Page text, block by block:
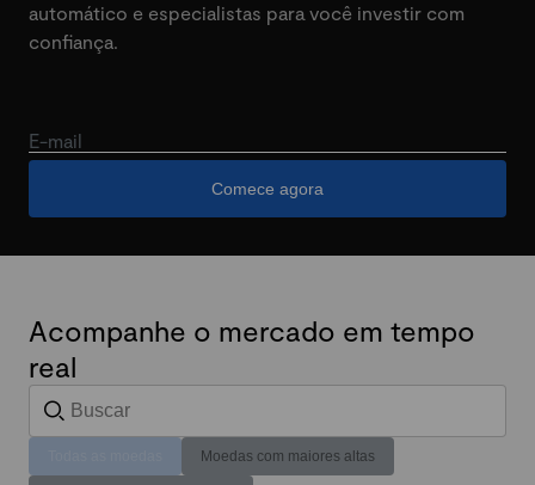
automático e especialistas para você investir com
confiança.
E-mail
Comece agora
Acompanhe o mercado em tempo
real
Moedas com maiores altas